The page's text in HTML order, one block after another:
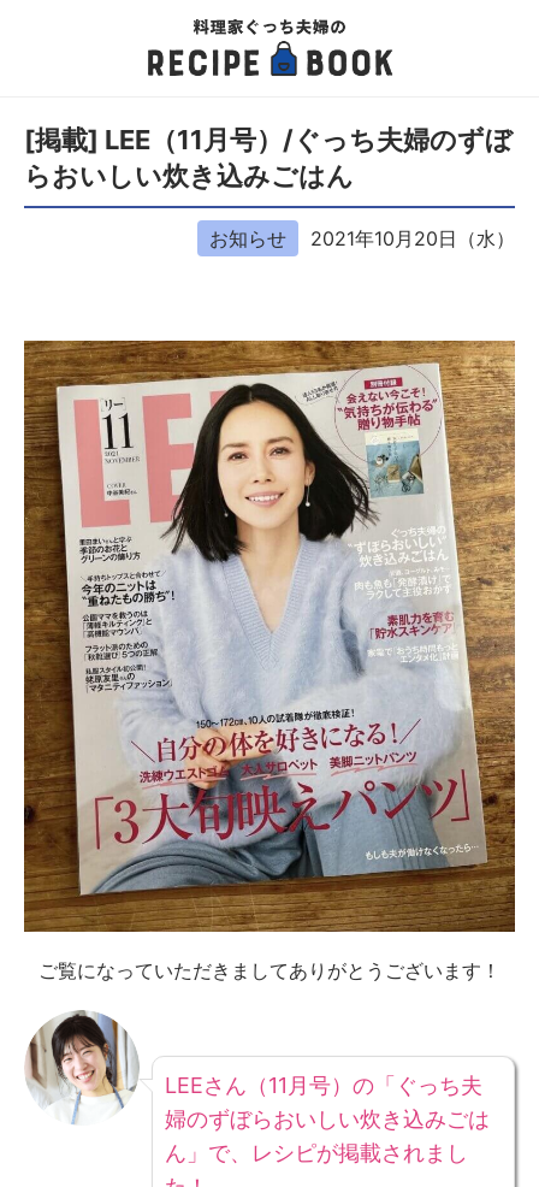
[掲載] LEE（11月号）/ぐっち夫婦のずぼ
らおいしい炊き込みごはん
お知らせ 2021年10月20日（水）
ご覧になっていただきましてありがとうございます！
LEEさん（11月号）の「ぐっち夫
婦のずぼらおいしい炊き込みごは
ん」で、レシピが掲載されまし